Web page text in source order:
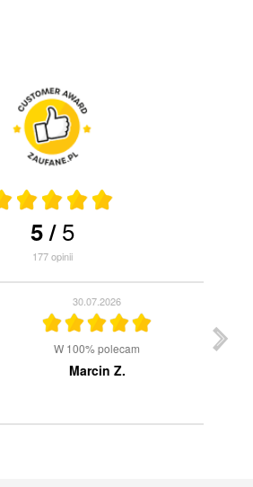
5/5
177opinii
30.07.2026
W 100% polecam
Marcin Z.